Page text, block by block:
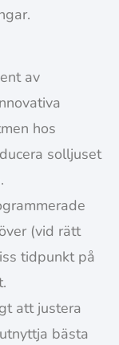
av
hos
solljuset
(vid rätt
tidpunkt på
att justera
bästa